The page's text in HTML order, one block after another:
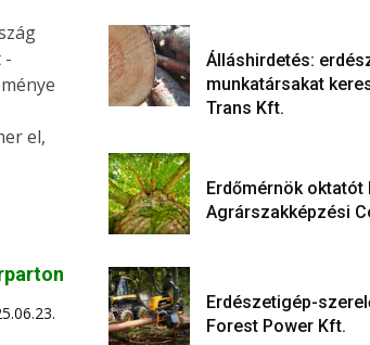
-
el,
Álláshirdetés:
munkatársakat
Trans Kft.
Erdőmérnök oktatót
Agrárszakképzési
Erdészetigép-
Forest Power Kft.